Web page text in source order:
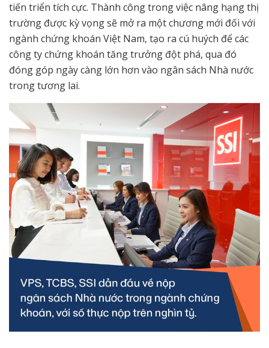
tiến triển tích cực. Thành công trong việc nâng hạng thị
trường được kỳ vọng sẽ mở ra một chương mới đối với
ngành chứng khoán Việt Nam, tạo ra cú huých để các
công ty chứng khoán tăng trưởng đột phá, qua đó
đóng góp ngày càng lớn hơn vào ngân sách Nhà nước
trong tương lai.